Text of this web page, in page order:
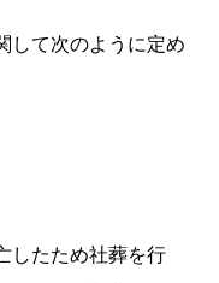
して次のように定め
したため社葬を行